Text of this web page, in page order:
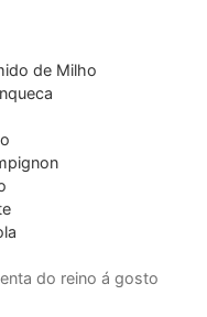
de Milho
do reino á gosto